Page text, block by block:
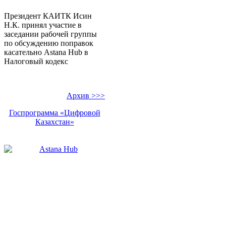
Президент КАИТК Исин
Н.К. принял участие в
заседании рабочей группы
по обсуждению поправок
касательно Аstana Hub в
Налоговый кодекс
Архив >>>
Госпрограмма «Цифровой
Казахстан»